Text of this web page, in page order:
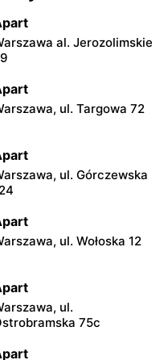
al. Jerozolimskie
ul. Targowa 72
ul. Górczewska
ul. Wołoska 12
ul.
75c